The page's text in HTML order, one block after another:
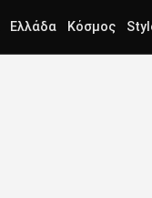
Ελλάδα Κόσμος